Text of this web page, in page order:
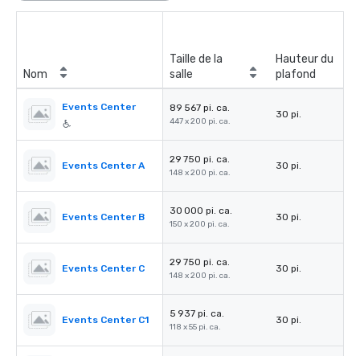
Nom
Taille de la
salle
Hauteur du
plafond
Events Center 89 567 pi. ca.
447 x 200 pi. ca.
30 pi.
Events Center A
29 750 pi. ca.
148 x 200 pi. ca.
30 pi.
Events Center B
30 000 pi. ca.
150 x 200 pi. ca.
30 pi.
Events Center C
29 750 pi. ca.
148 x 200 pi. ca.
30 pi.
Events Center C1
5 937 pi. ca.
118 x 55 pi. ca.
30 pi.